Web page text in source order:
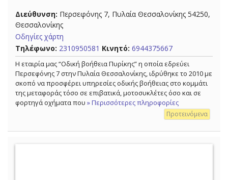
Διεύθυνση: Περσεφόνης 7, Πυλαία Θεσσαλονίκης 54250,
Θεσσαλονίκης
Οδηγίες χάρτη
Τηλέφωνο: 2310950581 Κινητό: 6944375667
Η εταιρία μας “Οδική βοήθεια Πυρίκης” η οποία εδρεύει
Περσεφόνης 7 στην Πυλαία Θεσσαλονίκης, ιδρύθηκε το 2010 με
σκοπό να προσφέρει υπηρεσίες οδικής βοήθειας στο κομμάτι
της μεταφοράς τόσο σε επιβατικά, μοτοσυκλέτες όσο και σε
φορτηγά οχήματα που » Περισσότερες πληροφορίες
Προτεινόμενα